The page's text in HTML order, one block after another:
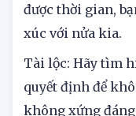
được thời gian,
xúc với nửa kia.
Tài lộc: Hãy tìm
quyết định để
không xứng